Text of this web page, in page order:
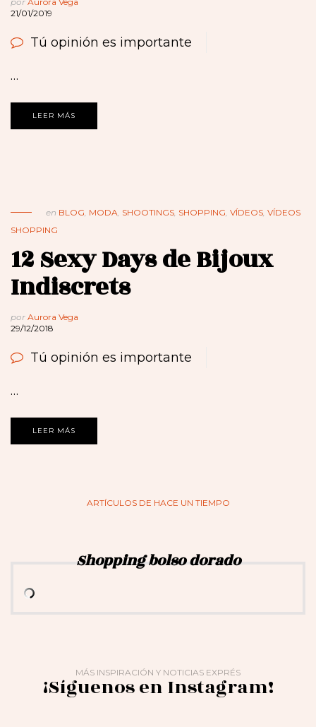
21/01/2019
Tú opinión es importante
…
LEER MÁS
en BLOG, MODA, SHOOTINGS, SHOPPING, VÍDEOS, VÍDEOS
SHOPPING
12 Sexy Days de Bijoux
Indiscrets
por Aurora Vega
29/12/2018
Tú opinión es importante
…
LEER MÁS
ARTÍCULOS DE HACE UN TIEMPO
Shopping bolso dorado
MÁS INSPIRACIÓN Y NOTICIAS EXPRÉS
¡Síguenos en Instagram!